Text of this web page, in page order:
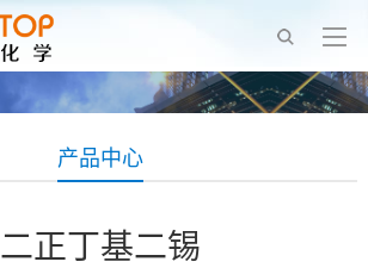
产品中心
二正丁基二锡